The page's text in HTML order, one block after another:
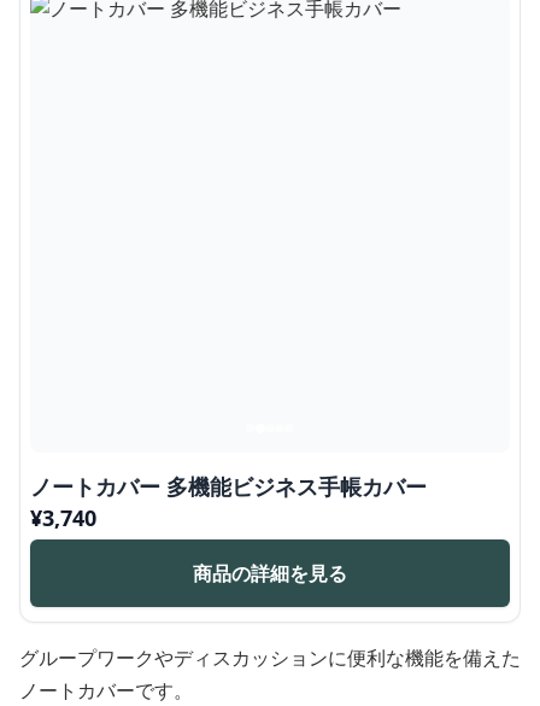
ノートカバー 多機能ビジネス手帳カバー
¥3,740
商品の詳細を見る
グループワークやディスカッションに便利な機能を備えた
ノートカバーです。